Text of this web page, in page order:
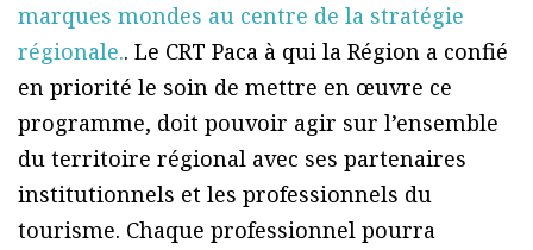
marques mondes au centre de la stratégie
régionale.. Le CRT Paca à qui la Région a confié
en priorité le soin de mettre en œuvre ce
programme, doit pouvoir agir sur l’ensemble
du territoire régional avec ses partenaires
institutionnels et les professionnels du
tourisme. Chaque professionnel pourra